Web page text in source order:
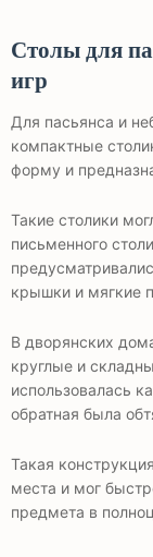
Столы для
игр
Для пасьянса и
компактные
форму и
Такие столики
письменного
крышки и мягкие
В дворянских
круглые и
использовалась
обратная была
Такая
места и мог
предмета в